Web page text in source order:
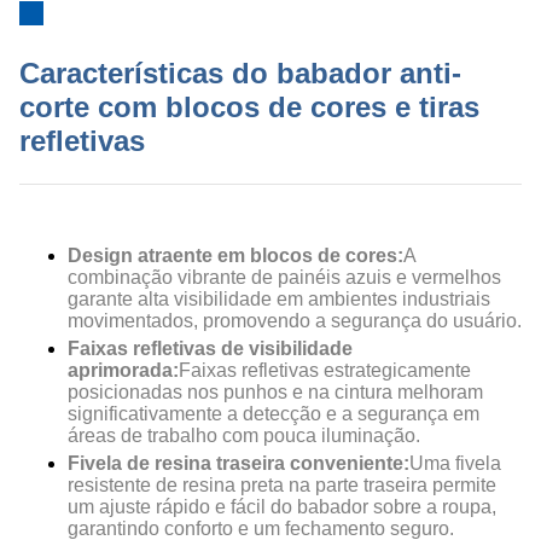
Características do babador anti-
corte com blocos de cores e tiras
refletivas
Design atraente em blocos de cores:A
combinação vibrante de painéis azuis e vermelhos
garante alta visibilidade em ambientes industriais
movimentados, promovendo a segurança do usuário.
Faixas refletivas de visibilidade
aprimorada: Faixas refletivas estrategicamente
posicionadas nos punhos e na cintura melhoram
significativamente a detecção e a segurança em
áreas de trabalho com pouca iluminação.
Fivela de resina traseira conveniente:Uma fivela
resistente de resina preta na parte traseira permite
um ajuste rápido e fácil do babador sobre a roupa,
garantindo conforto e um fechamento seguro.